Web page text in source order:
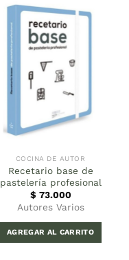
COCINA DE AUTOR
Recetario base de
pastelería profesional
$ 73.000
Autores Varios
AGREGAR AL CARRITO